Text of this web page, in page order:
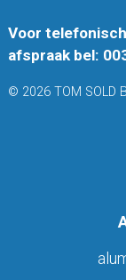
Voor
afspraak bel:
© 2026 TOM SOLD